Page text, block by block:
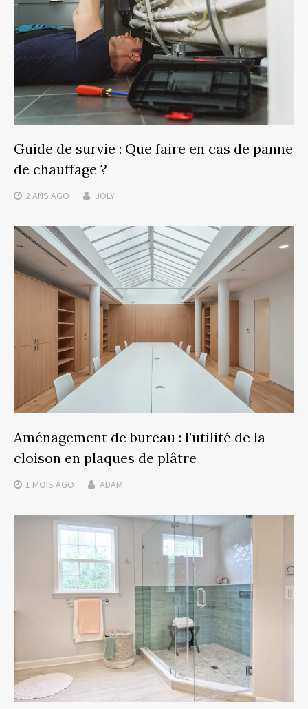
Guide de survie : Que faire en cas de panne
de chauffage ?
2 ANS AGO JOLY
Aménagement de bureau : l’utilité de la
cloison en plaques de plâtre
1 MOIS AGO ADAM